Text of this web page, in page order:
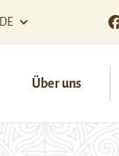
DE
Über uns